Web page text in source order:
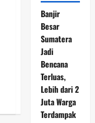
Banjir
Besar
Sumatera
Jadi
Bencana
Terluas,
Lebih dari 2
Juta Warga
Terdampak